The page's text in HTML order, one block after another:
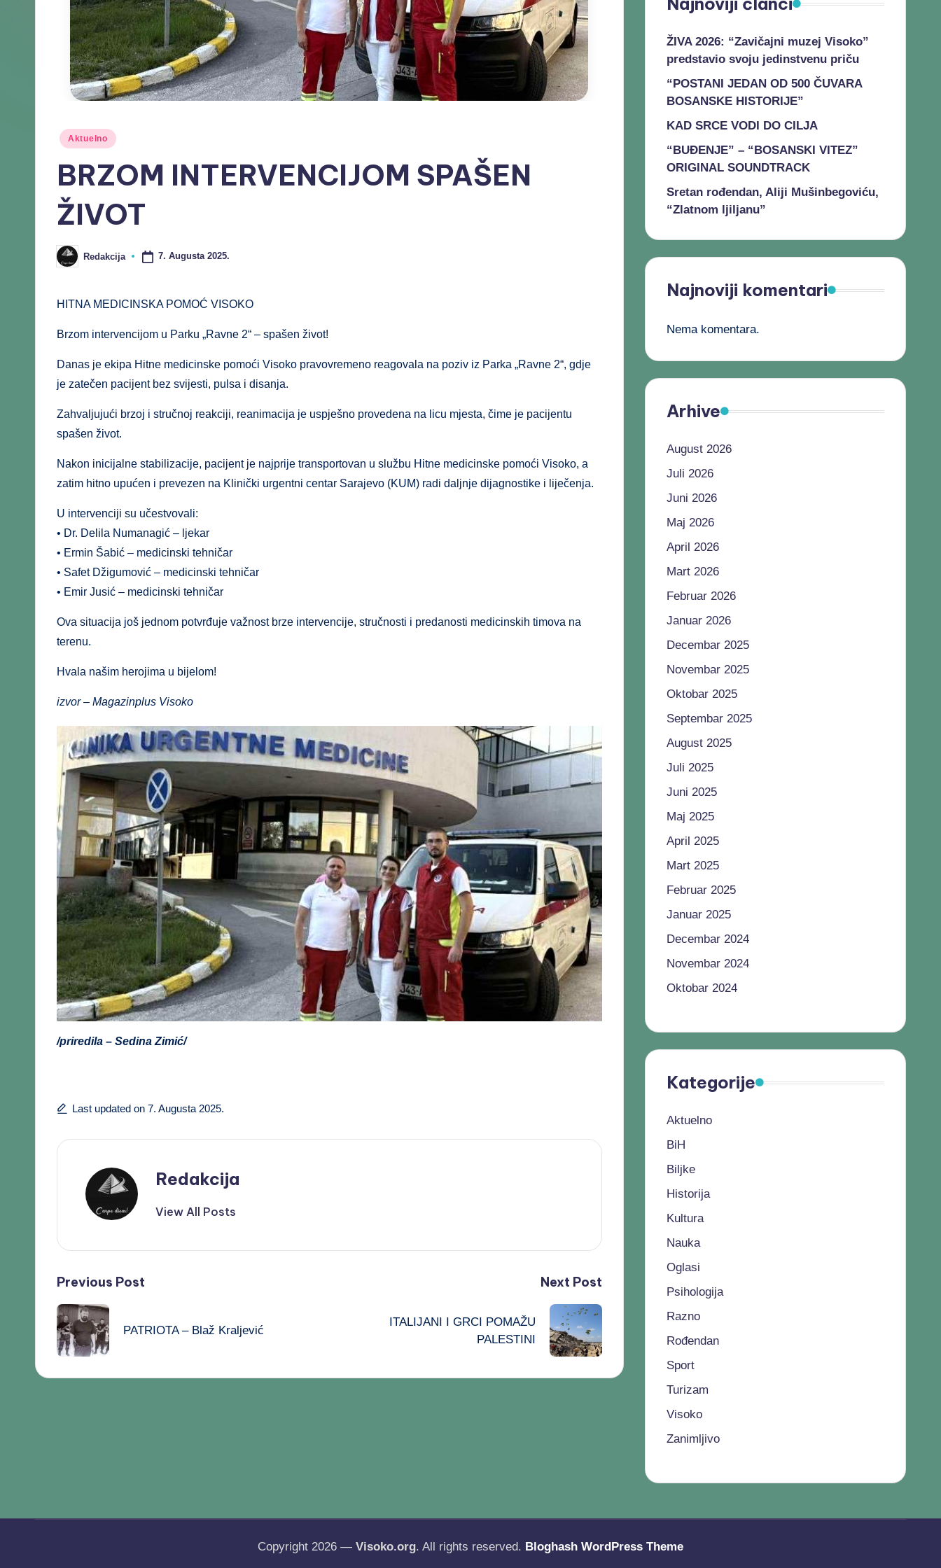
Aktuelno
BRZOM INTERVENCIJOM SPAŠEN
ŽIVOT
Redakcija 7. Augusta 2025.
HITNA MEDICINSKA POMOĆ VISOKO
Brzom intervencijom u Parku „Ravne 2“ – spašen život!
Danas je ekipa Hitne medicinske pomoći Visoko pravovremeno reagovala na poziv iz Parka „Ravne 2“, gdje
je zatečen pacijent bez svijesti, pulsa i disanja.
Zahvaljujući brzoj i stručnoj reakciji, reanimacija je uspješno provedena na licu mjesta, čime je pacijentu
spašen život.
Nakon inicijalne stabilizacije, pacijent je najprije transportovan u službu Hitne medicinske pomoći Visoko, a
zatim hitno upućen i prevezen na Klinički urgentni centar Sarajevo (KUM) radi daljnje dijagnostike i liječenja.
U intervenciji su učestvovali:
• Dr. Delila Numanagić – ljekar
• Ermin Šabić – medicinski tehničar
• Safet Džigumović – medicinski tehničar
• Emir Jusić – medicinski tehničar
Ova situacija još jednom potvrđuje važnost brze intervencije, stručnosti i predanosti medicinskih timova na
terenu.
Hvala našim herojima u bijelom!
izvor – Magazinplus Visoko
/priredila – Sedina Zimić/
Last updated on 7. Augusta 2025.
Redakcija
View All Posts
Previous Post
PATRIOTA – Blaž Kraljević
Next Post
ITALIJANI I GRCI POMAŽU
PALESTINI
ŽIVA 2026: “Zavičajni muzej Visoko”
predstavio svoju jedinstvenu priču
“POSTANI JEDAN OD 500 ČUVARA
BOSANSKE HISTORIJE”
KAD SRCE VODI DO CILJA
“BUĐENJE” – “BOSANSKI VITEZ”
ORIGINAL SOUNDTRACK
Sretan rođendan, Aliji Mušinbegoviću,
“Zlatnom ljiljanu”
Najnoviji komentari
Nema komentara.
Arhive
August 2026
Juli 2026
Juni 2026
Maj 2026
April 2026
Mart 2026
Februar 2026
Januar 2026
Decembar 2025
Novembar 2025
Oktobar 2025
Septembar 2025
August 2025
Juli 2025
Juni 2025
Maj 2025
April 2025
Mart 2025
Februar 2025
Januar 2025
Decembar 2024
Novembar 2024
Oktobar 2024
Kategorije
Aktuelno
BiH
Biljke
Historija
Kultura
Nauka
Oglasi
Psihologija
Razno
Rođendan
Sport
Turizam
Visoko
Zanimljivo
Copyright 2026 — Visoko.org. All rights reserved. Bloghash WordPress Theme